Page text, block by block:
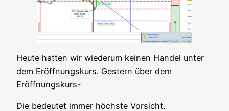
Heu­te hat­ten wir wie­der­um kei­nen Han­del unter
dem Eröff­nungs­kurs. Ges­tern über dem
Eröffnungskurs-
Die bedeu­tet immer höchs­te Vorsicht.